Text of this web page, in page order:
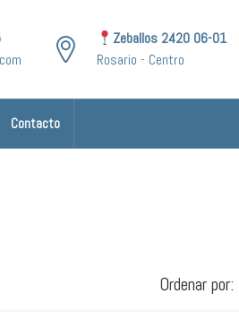
Zeballos 2420 06-01
Rosario - Centro
Contacto
Ordenar por: